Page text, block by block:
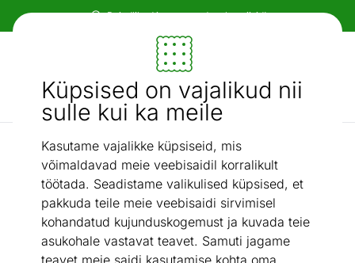
Küpsised on vajalikud nii
sulle kui ka meile
Kasutame vajalikke küpsiseid, mis
võimaldavad meie veebisaidil korralikult
töötada. Seadistame valikulised küpsised, et
pakkuda teile meie veebisaidi sirvimisel
kohandatud kujunduskogemust ja kuvada teie
asukohale vastavat teavet. Samuti jagame
teavet meie saidi kasutamise kohta oma
Paindlikud ja mugavad makseviisid!
Mööbel ja sisustus - ON24
Otsi...
AI otsing
Magamistuba / Stange